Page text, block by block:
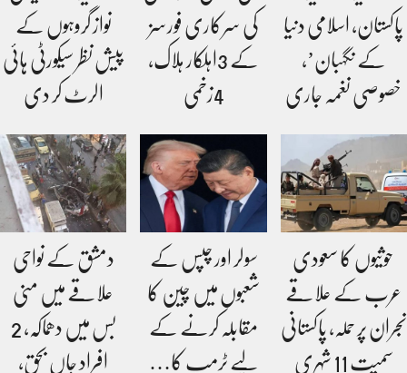
پاکستان، اسلامی دنیا
کے نگہبان’،
خصوصی نغمہ جاری
کی سرکاری فورسز
کے 3اہلکار ہلاک،
4زخمی
نواز گروہوں کے
پیش نظر سیکورٹی ہائی
الرٹ کر دی
حوثیوں کا سعودی
عرب کے علاقے
نجران پر حملہ، پاکستانی
سمیت 11 شہری
سولر اور چپس کے
شعبوں میں چین کا
مقابلہ کرنے کے
لیے ٹرمپ کا…
دمشق کے نواحی
علاقے میں منی
بس میں دھماکہ، 2
افراد جاں بحق،